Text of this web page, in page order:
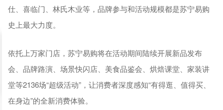
仕、喜临门、林氏木业等，品牌参与和活动规模都是苏宁易购
史上最大力度。
依托上万家门店，苏宁易购将在活动期间陆续开展新品发布
会、品牌路演、场景快闪店、美食品鉴会、烘焙课堂、家装讲
堂等2136场“超级活动”，让消费者深度感知“有得逛、值得买、
在身边”的全新消费体验。